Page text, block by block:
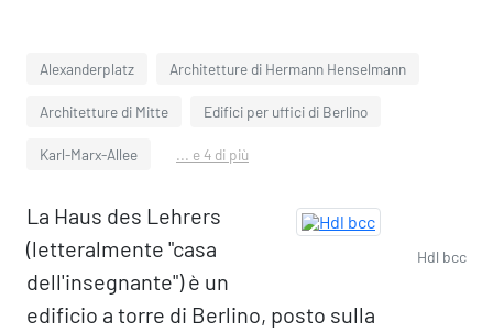
Alexanderplatz Architetture di Hermann Henselmann
Architetture di Mitte Edifici per uffici di Berlino
Karl-Marx-Allee ... e 4 di più
Hdl bcc
La Haus des Lehrers
(letteralmente "casa
dell'insegnante") è un
edificio a torre di Berlino, posto sulla